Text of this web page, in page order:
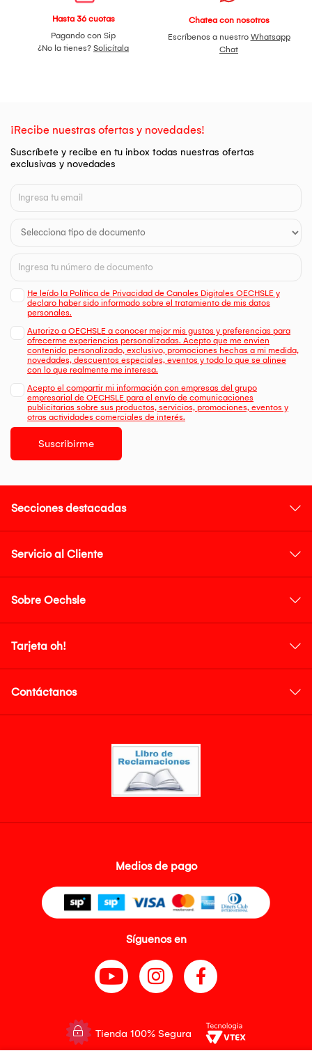
Hasta 36 cuotas
Pagando con Sip
¿No la tienes? Solicítala
Chatea con nosotros
Escríbenos a nuestro Whatsapp
Chat
¡Recibe nuestras ofertas y novedades!
Suscríbete y recibe en tu inbox todas nuestras ofertas
exclusivas y novedades
He leído la Política de Privacidad de Canales Digitales OECHSLE y
declaro haber sido informado sobre el tratamiento de mis datos
personales.
Autorizo a OECHSLE a conocer mejor mis gustos y preferencias para
ofrecerme experiencias personalizadas. Acepto que me envien
contenido personalizado, exclusivo, promociones hechas a mi medida,
novedades, descuentos especiales, eventos y todo lo que se alinee
con lo que realmente me interesa.
Acepto el compartir mi información con empresas del grupo
empresarial de OECHSLE para el envío de comunicaciones
publicitarias sobre sus productos, servicios, promociones, eventos y
otras actividades comerciales de interés.
Suscribirme
Secciones destacadas
Servicio al Cliente
Sobre Oechsle
Tarjeta oh!
Contáctanos
Medios de pago
Síguenos en
Tienda 100% Segura